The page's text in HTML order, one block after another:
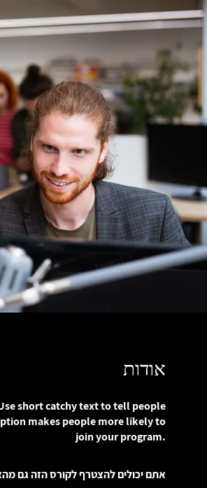
אודות
short catchy text to tell people
makes people more likely to
join your program.
אתם יכולים להצטרף לקורס הזה גם